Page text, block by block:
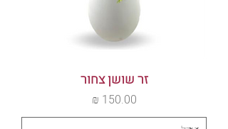
זר שושן צחור
מחיר